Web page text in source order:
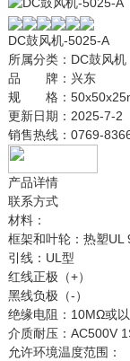
DC鼓风机-5025-A
所属分类： DC鼓风机
品 牌： 兴东
规 格：
更新日期： 2025-7-2
销售热线： 0769-
产品详情
联系方式
材料：
框架和叶轮：热塑UL
引线：UL型
红线正极（+）
黑线负极（-）
绝缘电阻：10MΩ或
介质耐压：AC500V
允许环境温度范围：